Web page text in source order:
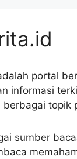
portal
informasi
topik
sumber